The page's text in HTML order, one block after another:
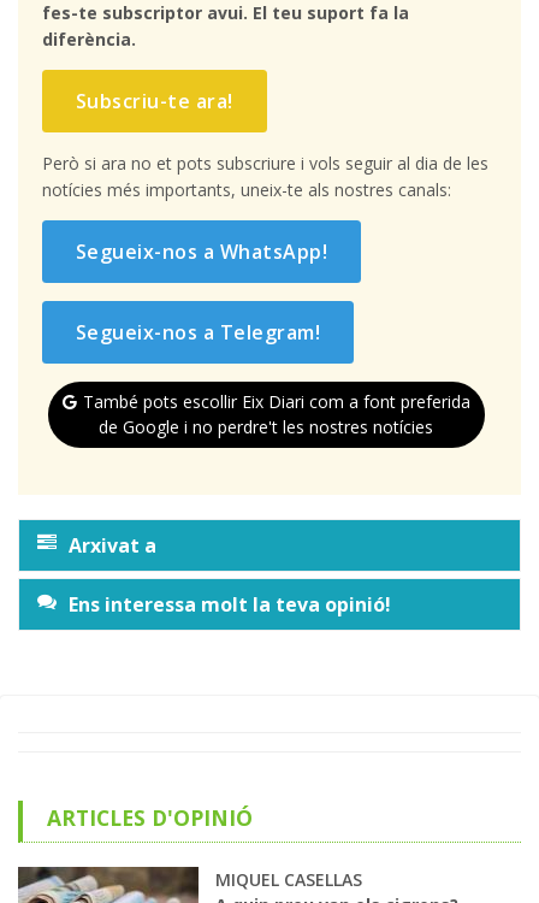
fes-te subscriptor avui. El teu suport fa la
diferència.
Subscriu-te ara!
Però si ara no et pots subscriure i vols seguir al dia de les
notícies més importants, uneix-te als nostres canals:
Segueix-nos a WhatsApp!
Segueix-nos a Telegram!
També pots escollir Eix Diari com a font preferida
de Google i no perdre't les nostres notícies
Arxivat a
Ens interessa molt la teva opinió!
ARTICLES D'OPINIÓ
MIQUEL CASELLAS